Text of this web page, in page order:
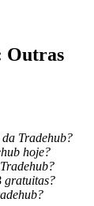
Outras
Tradehub?
hoje?
gratuitas?